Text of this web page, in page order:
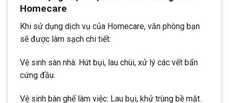
Homecare
Khi sử dụng dịch vụ của Homecare, văn phòng bạn
sẽ được làm sạch chi tiết:
Vệ sinh sàn nhà: Hút bụi, lau chùi, xử lý các vết bẩn
cứng đầu.
Vệ sinh bàn ghế làm việc: Lau bụi, khử trùng bề mặt.